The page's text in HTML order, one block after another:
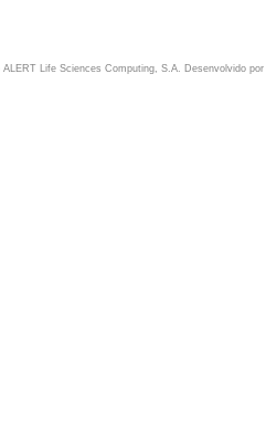
Life Sciences Computing, S.A. Desenvolvido por